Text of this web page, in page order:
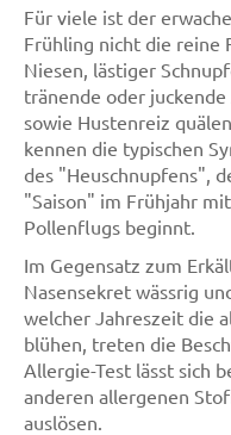
Für viele ist der
Frühling nicht die reine
Niesen, lästiger
tränende oder juckende
sowie Hustenreiz
kennen die typischen
des "Heuschnupfens",
"Saison" im Frühjahr
Pollenflugs beginnt.
Im Gegensatz zum
Nasensekret wässrig
welcher Jahreszeit die
blühen, treten die
Allergie-Test lässt sich
anderen allergenen
auslösen.